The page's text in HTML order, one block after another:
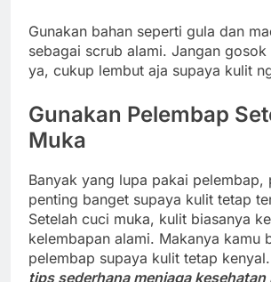
Gunakan bahan seperti gula dan
sebagai scrub alami. Jangan
ya, cukup lembut aja supaya kulit
Gunakan Pelembap
Muka
Banyak yang lupa pakai pelembap,
penting banget supaya kulit tetap
Setelah cuci muka, kulit biasanya
kelembapan alami. Makanya kamu
pelembap supaya kulit tetap
tips sederhana menjaga kesehatan